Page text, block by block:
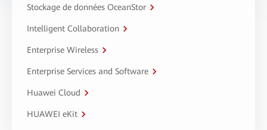
Stockage de données OceanStor
Intelligent Collaboration
Enterprise Wireless
Enterprise Services and Software
Huawei Cloud
HUAWEI eKit